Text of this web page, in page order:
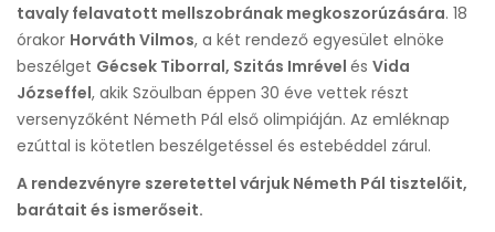
tavaly felavatott mellszobrának megkoszorúzására. 18
órakor Horváth Vilmos, a két rendező egyesület elnöke
beszélget Gécsek Tiborral, Szitás Imrével és Vida
Józseffel, akik Szöulban éppen 30 éve vettek részt
versenyzőként Németh Pál első olimpiáján. Az emléknap
ezúttal is kötetlen beszélgetéssel és estebéddel zárul.
A rendezvényre szeretettel várjuk Németh Pál tisztelőit,
barátait és ismerőseit.